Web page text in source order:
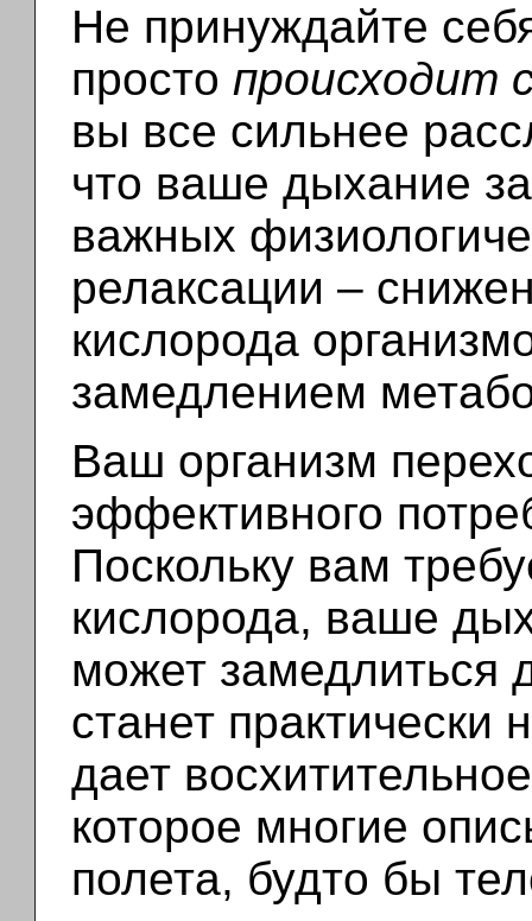
Не принуждайте
просто происходит
вы все сильнее
что ваше дыхание
важных
релаксации –
кислорода
замедлением
Ваш организм
эффективного
Поскольку вам
кислорода, ваше
может замедлиться
станет
дает
которое многие
полета, будто бы